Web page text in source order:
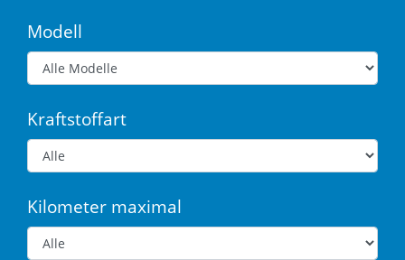
Modell
Kraftstoffart
Kilometer maximal